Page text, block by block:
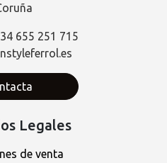
655 251 715
Legales
de venta